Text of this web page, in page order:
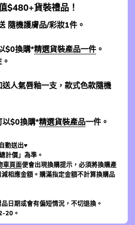
$480+貨裝禮品！
機護膚品/彩妝1件。
$0換購*精選貨裝產品一件 。
人氣唇釉一支，款式色款隨機
$0換購*精選貨裝產品一件。
動送出♥
計價」為準。
車頁面便會出現換購提示，必須將換購產
相應金額。購滿指定金額不計算換購品
日期或會有偏短情況，不切退換。
20。